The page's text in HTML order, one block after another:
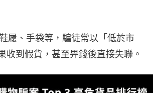
履、手袋等，騙徒常以「低於市
收到假貨，甚至畀錢後直接失聯。